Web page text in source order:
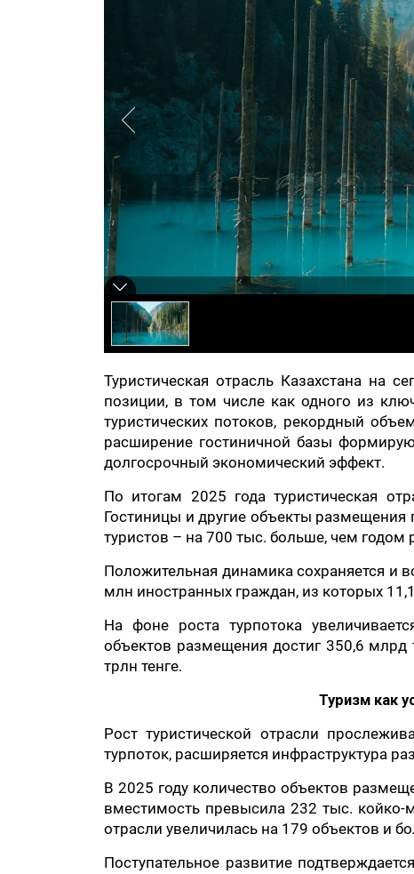
Туристическая отрасль Казахстана на
позиции, в том числе как одного из
туристических потоков, рекордный
расширение гостиничной базы
долгосрочный экономический эффект.
По итогам 2025 года туристическая
Гостиницы и другие объекты
туристов – на 700 тыс. больше, чем годом
Положительная динамика сохраняется и
млн иностранных граждан, из которых
На фоне роста турпотока
объектов размещения достиг 350,6
трлн тенге.
Туризм как
Рост туристической отрасли
турпоток, расширяется инфраструктура
В 2025 году количество объектов
вместимость превысила 232 тыс.
отрасли увеличилась на 179 объектов и
Поступательное развитие